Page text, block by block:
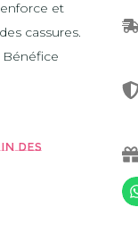
et
cassures.
des